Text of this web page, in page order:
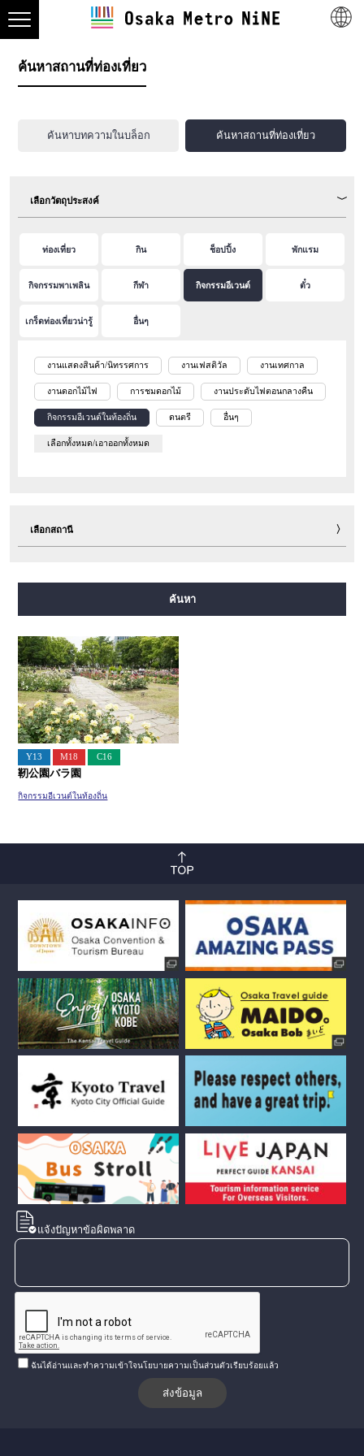
ค้นหาสถานที่ท่องเที่ยว
ค้นหาบทความในบล็อก ค้นหาสถานที่ท่องเที่ยว
เลือกวัตถุประสงค์
ท่องเที่ยว กิน ช็อปปิ้ง พักแรม
กิจกรรมพาเพลิน กีฬา กิจกรรมอีเวนต์ ตั๋ว
เกร็ดท่องเที่ยวน่ารู้ อื่นๆ
งานแสดงสินค้า/นิทรรศการ งานเฟสติวัล งานเทศกาล
งานดอกไม้ไฟ การชมดอกไม้ งานประดับไฟตอนกลางคืน
กิจกรรมอีเวนต์ในท้องถิ่น ดนตรี อื่นๆ
เลือกทั้งหมด/เอาออกทั้งหมด
เลือกสถานี
สายอิมาซาโตะซุจิ สายนิวแทรม
ค้นหา
Y13 M18 C16
靭公園バラ園
กิจกรรมอีเวนต์ในท้องถิ่น
แจ้งปัญหาข้อผิดพลาด
ฉันได้อ่านและทำความเข้าใจนโยบายความเป็นส่วนตัวเรียบร้อยแล้ว